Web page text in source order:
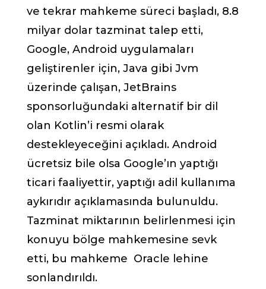
ve tekrar mahkeme süreci başladı, 8.8
milyar dolar tazminat talep etti,
Google, Android uygulamaları
geliştirenler için, Java gibi Jvm
üzerinde çalışan, JetBrains
sponsorluğundaki alternatif bir dil
olan Kotlin’i resmi olarak
destekleyeceğini açıkladı. Android
ücretsiz bile olsa Google’ın yaptığı
ticari faaliyettir, yaptığı adil kullanıma
aykırıdır açıklamasında bulunuldu.
Tazminat miktarının belirlenmesi için
konuyu bölge mahkemesine sevk
etti, bu mahkeme Oracle lehine
sonlandırıldı.